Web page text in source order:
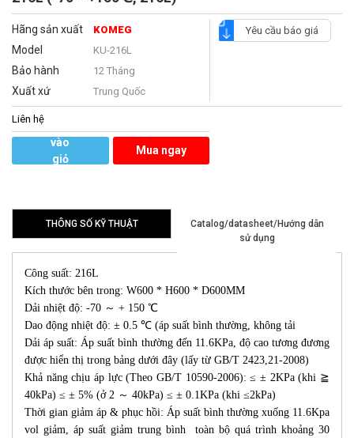
Hãng sản xuất KOMEG
Model KU-216L
Bảo hành 12 Tháng
Xuất xứ Trung Quốc
Yêu cầu báo giá
Liên hệ
vào
giỏ
Mua ngay
THÔNG SỐ KỸ THUẬT
Catalog/datasheet/Hướng dẫn
sử dụng
Công suất: 216L
Kích thước bên trong: W600 * H600 * D600MM
Dải nhiệt độ: -70 ～ + 150 ℃
Dao động nhiệt độ: ± 0.5 ℃ (áp suất bình thường, không tải
Dải áp suất: Áp suất bình thường đến 11.6KPa, độ cao tương đương
được hiển thị trong bảng dưới đây (lấy từ GB/T 2423,21-2008)
Khả năng chịu áp lực (Theo GB/T 10590-2006): ≤ ± 2KPa (khi ≧
40kPa) ≤ ± 5% (ở 2 ～ 40kPa) ≤ ± 0.1KPa (khi ≤2kPa)
Thời gian giảm áp & phục hồi: Áp suất bình thường xuống 11.6Kpa
vol giảm, áp suất giảm trung bình toàn bộ quá trình khoảng 30